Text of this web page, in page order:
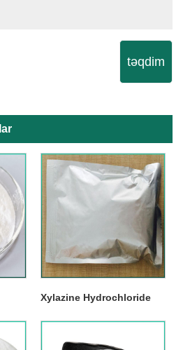
təqdim
Xylazine Hydrochloride